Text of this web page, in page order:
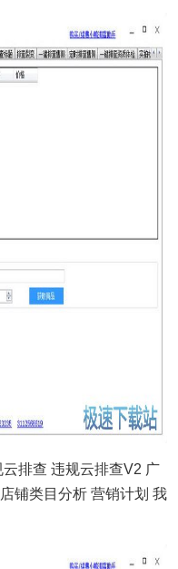
排查 违规云排查V2 广
铺类目分析 营销计划 我